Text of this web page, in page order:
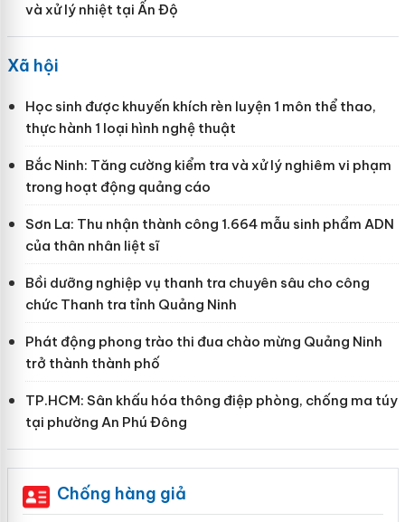
và xử lý nhiệt tại Ấn Độ
Xã hội
Học sinh được khuyến khích rèn luyện 1 môn thể thao,
thực hành 1 loại hình nghệ thuật
Bắc Ninh: Tăng cường kiểm tra và xử lý nghiêm vi phạm
trong hoạt động quảng cáo
Sơn La: Thu nhận thành công 1.664 mẫu sinh phẩm ADN
của thân nhân liệt sĩ
Bồi dưỡng nghiệp vụ thanh tra chuyên sâu cho công
chức Thanh tra tỉnh Quảng Ninh
Phát động phong trào thi đua chào mừng Quảng Ninh
trở thành thành phố
TP.HCM: Sân khấu hóa thông điệp phòng, chống ma túy
tại phường An Phú Đông
Chống hàng giả